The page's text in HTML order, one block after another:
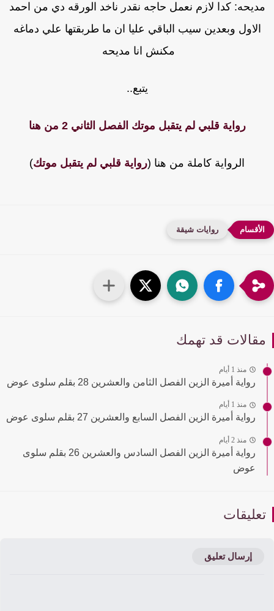
كدا لازم نعمل حاجه نقدر ناخد الورقه دي من احمد
الاول وبعدين سيب الباقي عليا ان ما طربقتها علي دماغه
مكنش انا مديحه
يتبع..
رواية قلبي لم يتقبل موتك الفصل الثاني 2 من هنا
الرواية كاملة من هنا (رواية قلبي لم يتقبل موتك)
روايات شيقة
قد تهمك
منذ 1 أيام
رواية أميرة الزين الفصل الثامن والعشرين 28 بقلم سلوى عوض
منذ 1 أيام
رواية أميرة الزين الفصل السابع والعشرين 27 بقلم سلوى عوض
منذ 2 أيام
رواية أميرة الزين الفصل السادس والعشرين 26 بقلم سلوى
عوض
إرسال تعليق